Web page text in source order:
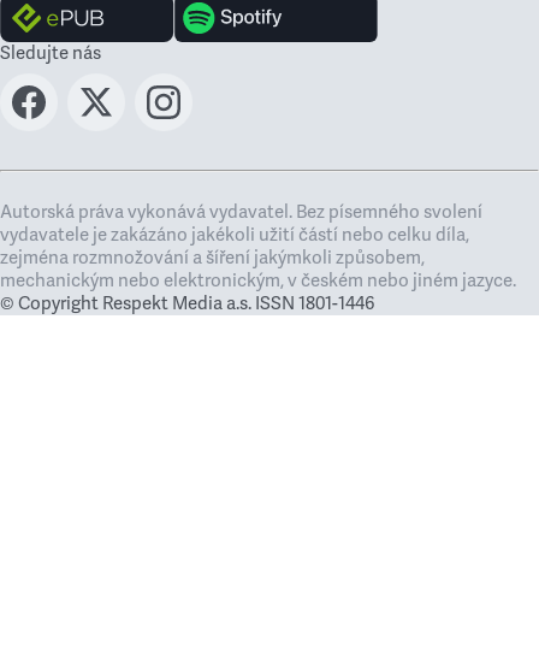
Sledujte nás
Autorská práva vykonává vydavatel. Bez písemného svolení
vydavatele je zakázáno jakékoli užití částí nebo celku díla,
zejména rozmnožování a šíření jakýmkoli způsobem,
mechanickým nebo elektronickým, v českém nebo jiném jazyce.
© Copyright Respekt Media a.s. ISSN 1801-1446